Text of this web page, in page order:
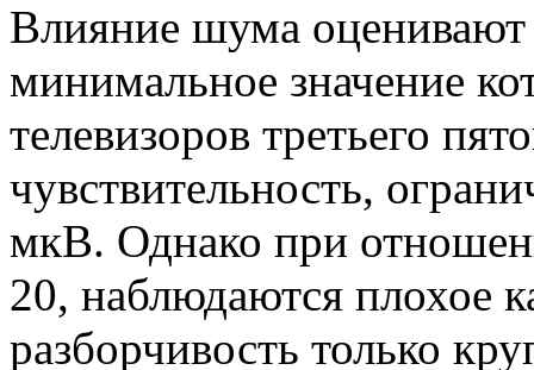
Влияние шума
минимальное значение
телевизоров третьего
чувствительность,
мкВ. Однако при
20, наблюдаются плохое
разборчивость только